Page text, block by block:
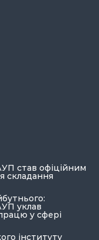
став офіційним
складання
уклав
у сфері
інституту